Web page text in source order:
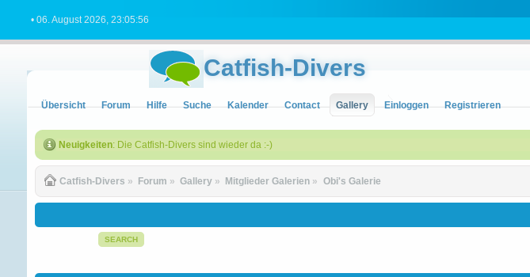
• 06. August 2026, 23:05:56
Catfish-Divers
Übersicht Forum Hilfe Suche Kalender Contact Gallery Einloggen Registrieren
Neuigkeiten: Die Catfish-Divers sind wieder da :-)
Catfish-Divers » Forum » Gallery » Mitglieder Galerien » Obi's Galerie
SEARCH